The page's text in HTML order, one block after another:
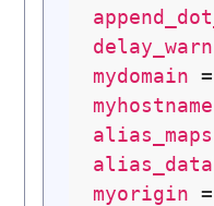
mydomain
myhostname
alias_maps
myorigin